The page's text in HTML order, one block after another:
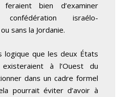
bien d’examiner
israélo-
sans la Jordanie.
logique que les deux États
à l’Ouest du
dans un cadre formel
pourrait éviter d’avoir à